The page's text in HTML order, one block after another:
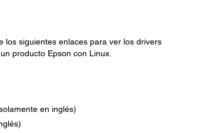
los siguientes enlaces para ver los drivers
producto Epson con Linux.
en inglés)